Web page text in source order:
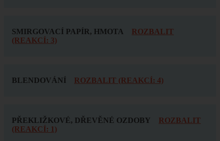
SMIRGOVACÍ PAPÍR, HMOTA
ROZBALIT
(REAKCÍ: 3)
BLENDOVÁNÍ ROZBALIT (REAKCÍ: 4)
PŘEKLIŽKOVÉ, DŘEVĚNÉ OZDOBY
ROZBALIT
(REAKCÍ: 1)